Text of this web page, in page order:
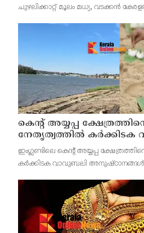
ചുഴലിക്കാറ്റ് മൂലം മധ്യ, വടക്കന്‍
ജാഗ്രതപാലിക്കണമെന്ന് അധികൃതർ
കെന്റ് അയ്യപ്പ
നേതൃത്വത്തിൽ കർക്കിടക
ഒരുക്കങ്ങൾ പൂർത്തിയായി
ഇംഗ്ലണ്ടിലെ കെന്റ് അയ്യപ്പ
കർക്കിടക വാവുബലി അനുഷ്ഠാനങ്ങൾ
11.30 മുതൽ ഉച്ചയ്ക്ക് 3.00 വരെ